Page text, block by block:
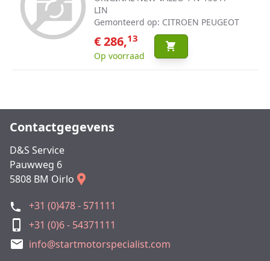
LIN
Gemonteerd op: CITROEN PEUGEOT
€ 286,13
Op voorraad
Contactgegevens
D&S Service
Pauwweg 6
5808 BM Oirlo
+31 (0)478 - 571111
+31 (0)6 - 54371111
info@startmotorspecialist.com